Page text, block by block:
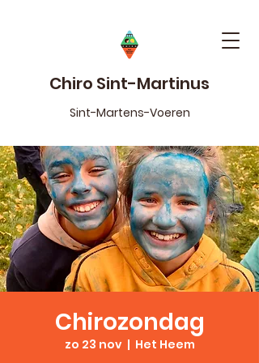
Chiro Sint-Martinus
Sint-Martens-Voeren
Chirozondag
zo 23 nov
  |
Het Heem